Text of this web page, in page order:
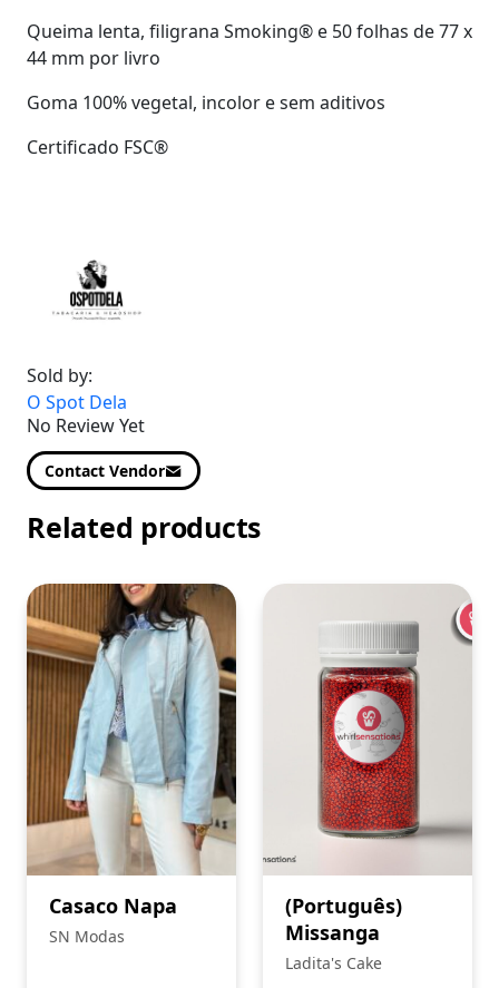
Queima lenta, filigrana Smoking® e 50 folhas de 77 x
44 mm por livro
Goma 100% vegetal, incolor e sem aditivos
Certificado FSC®
Sold by:
O Spot Dela
No Review Yet
Contact Vendor
Related products
Casaco Napa
SN Modas
(Português)
Missanga
Ladita's Cake